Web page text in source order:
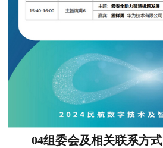
04组委会及相关联系方式